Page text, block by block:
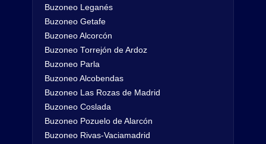
Buzoneo Leganés
Buzoneo Getafe
Buzoneo Alcorcón
Buzoneo Torrejón de Ardoz
Buzoneo Parla
Buzoneo Alcobendas
Buzoneo Las Rozas de Madrid
Buzoneo Coslada
Buzoneo Pozuelo de Alarcón
Buzoneo Rivas-Vaciamadrid